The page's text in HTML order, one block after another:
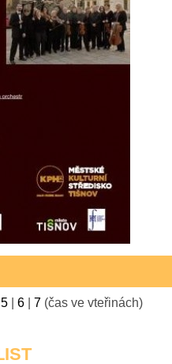
5 6 7 (čas ve vteřinách)